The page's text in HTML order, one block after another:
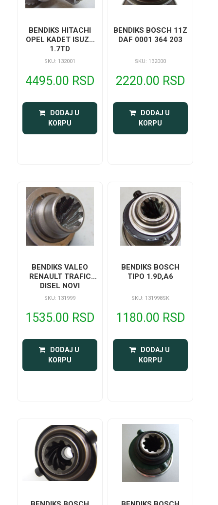
BENDIKS HITACHI
OPEL KADET ISUZU
1.7TD
SKU: 132001
4495.00 RSD
DODAJ U
KORPU
BENDIKS BOSCH 11Z
DAF 0001 364 203
SKU: 132000
2220.00 RSD
DODAJ U
KORPU
BENDIKS VALEO
RENAULT TRAFIC
DISEL NOVI
SKU: 131999
1535.00 RSD
DODAJ U
KORPU
BENDIKS BOSCH
TIPO 1.9D,A6
SKU: 131998SK
1180.00 RSD
DODAJ U
KORPU